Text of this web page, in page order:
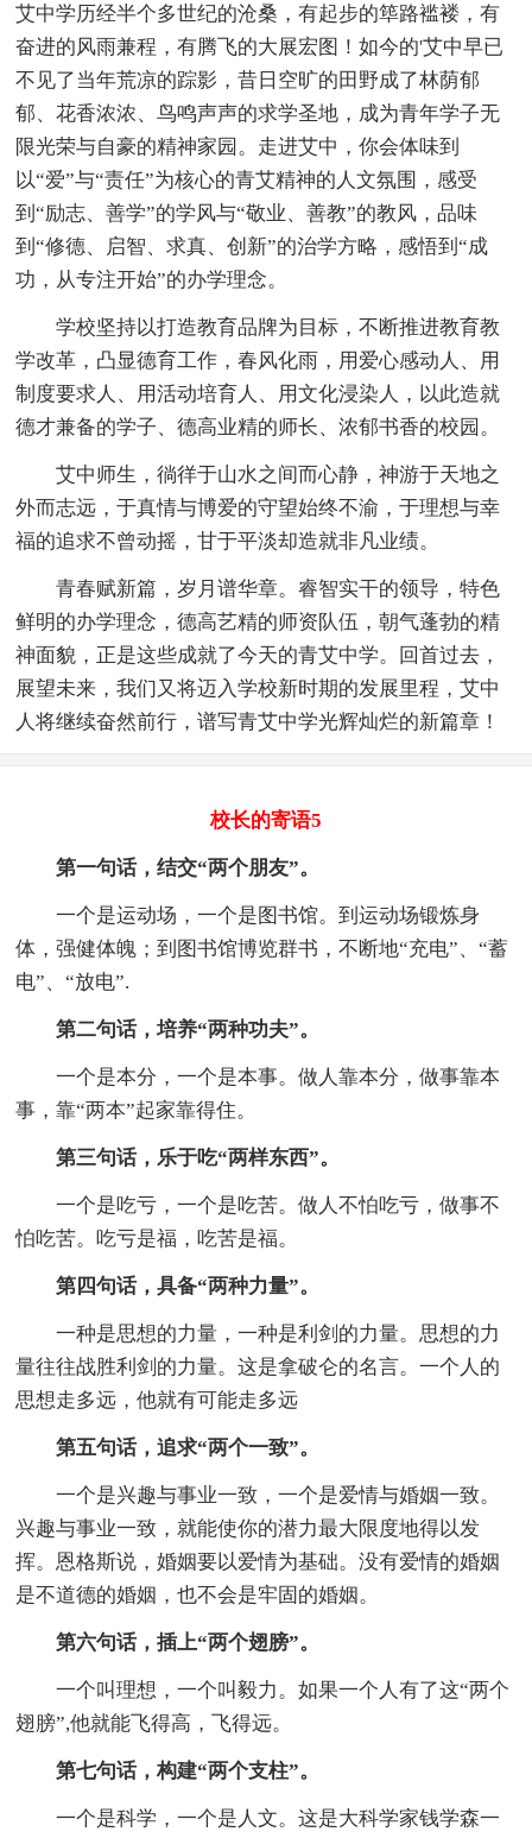
艾中学历经半个多世纪的沧桑，有起步的筚路褴褛，有
奋进的风雨兼程，有腾飞的大展宏图！如今的'艾中早已
不见了当年荒凉的踪影，昔日空旷的田野成了林荫郁
郁、花香浓浓、鸟鸣声声的求学圣地，成为青年学子无
限光荣与自豪的精神家园。走进艾中，你会体味到
以“爱”与“责任”为核心的青艾精神的人文氛围，感受
到“励志、善学”的学风与“敬业、善教”的教风，品味
到“修德、启智、求真、创新”的治学方略，感悟到“成
功，从专注开始”的办学理念。
学校坚持以打造教育品牌为目标，不断推进教育教
学改革，凸显德育工作，春风化雨，用爱心感动人、用
制度要求人、用活动培育人、用文化浸染人，以此造就
德才兼备的学子、德高业精的师长、浓郁书香的校园。
艾中师生，徜徉于山水之间而心静，神游于天地之
外而志远，于真情与博爱的守望始终不渝，于理想与幸
福的追求不曾动摇，甘于平淡却造就非凡业绩。
青春赋新篇，岁月谱华章。睿智实干的领导，特色
鲜明的办学理念，德高艺精的师资队伍，朝气蓬勃的精
神面貌，正是这些成就了今天的青艾中学。回首过去，
展望未来，我们又将迈入学校新时期的发展里程，艾中
人将继续奋然前行，谱写青艾中学光辉灿烂的新篇章！
校长的寄语5
第一句话，结交“两个朋友”。
一个是运动场，一个是图书馆。到运动场锻炼身
体，强健体魄；到图书馆博览群书，不断地“充电”、“蓄
电”、“放电”.
第二句话，培养“两种功夫”。
一个是本分，一个是本事。做人靠本分，做事靠本
事，靠“两本”起家靠得住。
第三句话，乐于吃“两样东西”。
一个是吃亏，一个是吃苦。做人不怕吃亏，做事不
怕吃苦。吃亏是福，吃苦是福。
第四句话，具备“两种力量”。
一种是思想的力量，一种是利剑的力量。思想的力
量往往战胜利剑的力量。这是拿破仑的名言。一个人的
思想走多远，他就有可能走多远
第五句话，追求“两个一致”。
一个是兴趣与事业一致，一个是爱情与婚姻一致。
兴趣与事业一致，就能使你的潜力最大限度地得以发
挥。恩格斯说，婚姻要以爱情为基础。没有爱情的婚姻
是不道德的婚姻，也不会是牢固的婚姻。
第六句话，插上“两个翅膀”。
一个叫理想，一个叫毅力。如果一个人有了这“两个
翅膀”,他就能飞得高，飞得远。
第七句话，构建“两个支柱”。
一个是科学，一个是人文。这是大科学家钱学森一